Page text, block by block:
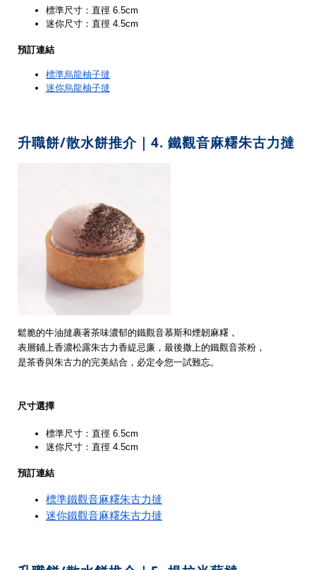
標準尺寸：直徑 6.5cm
迷你尺寸：直徑 4.5cm
預訂連結
標準烏龍柚子撻
迷你烏龍柚子撻
升職餅/散水餅推介｜4. 鐵觀音麻糬朱古力撻
鬆脆的牛油撻裹著茶味濃郁的鐵觀音慕斯和煙韌麻糬，
表層鋪上香濃松露朱古力香緹忌廉，最後撒上的鐵觀音茶粉，
是茶香與朱古力的完美結合，必定令您一試難忘。
尺寸選擇
標準尺寸：直徑 6.5cm
迷你尺寸：直徑 4.5cm
預訂連結
標準鐵觀音麻糬朱古力撻
迷你鐵觀音麻糬朱古力撻